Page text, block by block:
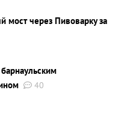
мост через Пивоварку за
40